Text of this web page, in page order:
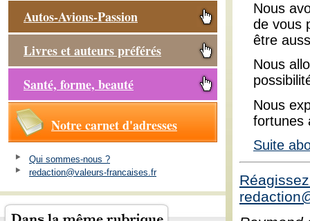
Autos-Avions-Passion
Livres et auteurs préférés
Santé, forme, beauté
Notre carnet d'adresses
Qui sommes-nous ?
redaction@valeurs-francaises.fr
Nous
de vous
être
Nous
Nous
fortunes
Suite